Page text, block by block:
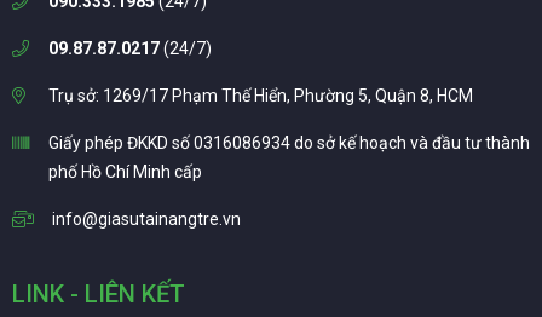
09.87.87.0217(24/7)
Trụ sở: 1269/17 Phạm Thế Hiển, Phường 5, Quận 8, HCM
Giấy phép ĐKKD số 0316086934 do sở kế hoạch và đầu tư thành
phố Hồ Chí Minh cấp
info@giasutainangtre.vn
LINK - LIÊN KẾT